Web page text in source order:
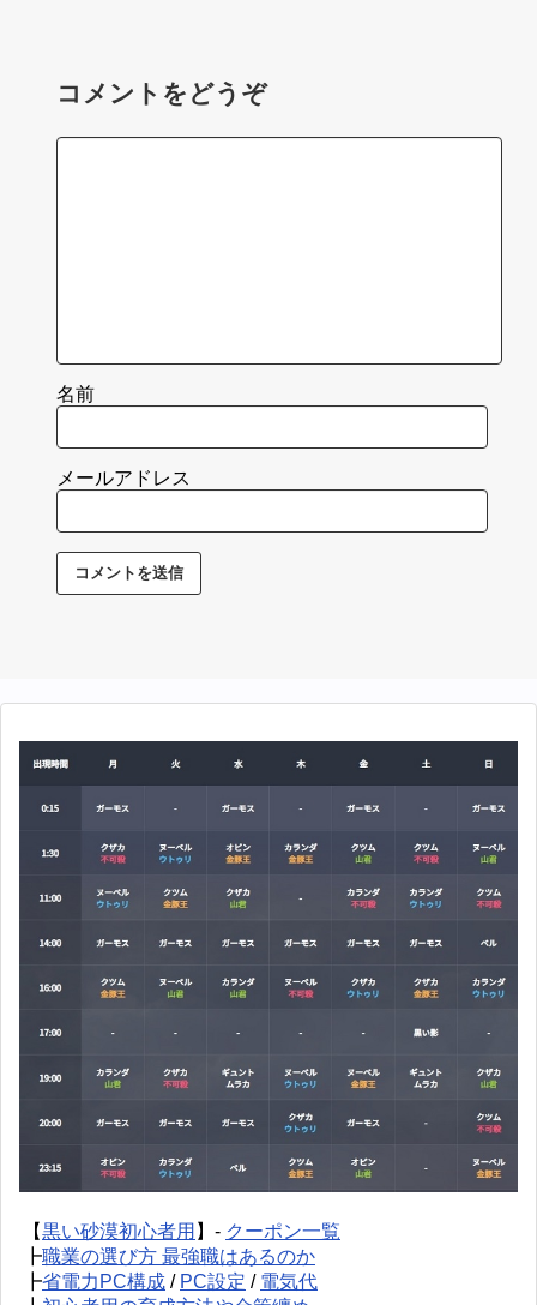
コメントをどうぞ
名前
メールアドレス
【黒い砂漠初心者用 】- クーポン一覧
┣職業の選び方 最強職はあるのか
┣省電力PC構成 / PC設定 / 電気代